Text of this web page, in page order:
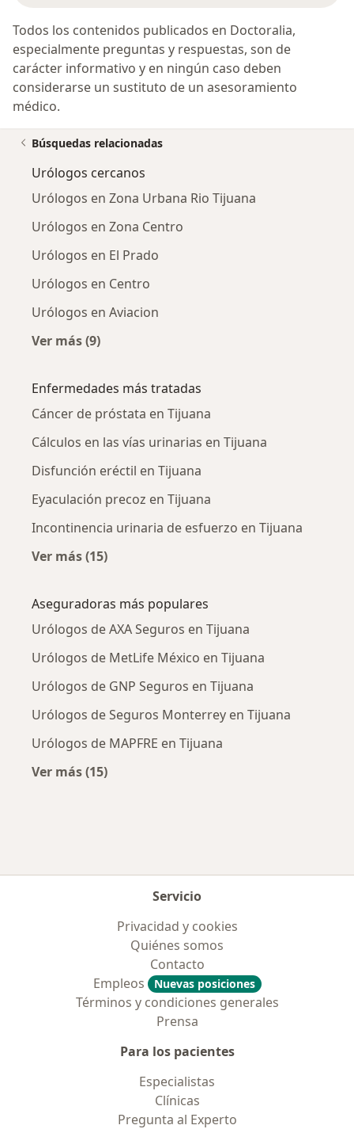
Todos los contenidos publicados en Doctoralia,
especialmente preguntas y respuestas, son de
carácter informativo y en ningún caso deben
considerarse un sustituto de un asesoramiento
médico.
Búsquedas relacionadas
Urólogos cercanos
Urólogos en Zona Urbana Rio Tijuana
Urólogos en Zona Centro
Urólogos en El Prado
Urólogos en Centro
Urólogos en Aviacion
Ver más (9)
Enfermedades más tratadas
Cáncer de próstata en Tijuana
Cálculos en las vías urinarias en Tijuana
Disfunción eréctil en Tijuana
Eyaculación precoz en Tijuana
Incontinencia urinaria de esfuerzo en Tijuana
Ver más (15)
Aseguradoras más populares
Urólogos de AXA Seguros en Tijuana
Urólogos de MetLife México en Tijuana
Urólogos de GNP Seguros en Tijuana
Urólogos de Seguros Monterrey en Tijuana
Urólogos de MAPFRE en Tijuana
Ver más (15)
Servicio
Privacidad y cookies
Quiénes somos
Contacto
Empleos
Nuevas posiciones
Términos y condiciones generales
Prensa
Para los pacientes
Especialistas
Clínicas
Pregunta al Experto